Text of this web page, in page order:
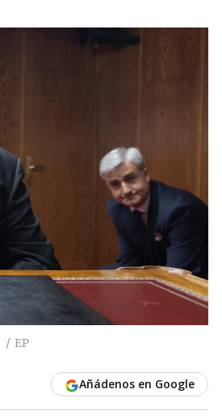
EP
Añádenos en Google